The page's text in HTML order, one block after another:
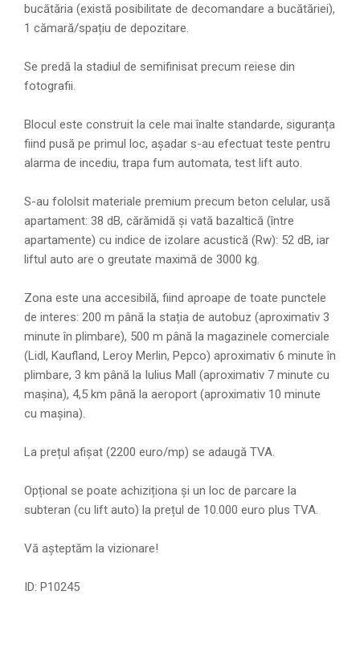
bucătăria (există posibilitate de decomandare a bucătăriei),
1 cămară/spațiu de depozitare.
Se predă la stadiul de semifinisat precum reiese din
fotografii.
Blocul este construit la cele mai înalte standarde, siguranța
fiind pusă pe primul loc, așadar s-au efectuat teste pentru
alarma de incediu, trapa fum automata, test lift auto.
S-au fololsit materiale premium precum beton celular, usă
apartament: 38 dB, cărămidă și vată bazaltică (între
apartamente) cu indice de izolare acustică (Rw): 52 dB, iar
liftul auto are o greutate maximă de 3000 kg.
Zona este una accesibilă, fiind aproape de toate punctele
de interes: 200 m până la stația de autobuz (aproximativ 3
minute în plimbare), 500 m până la magazinele comerciale
(Lidl, Kaufland, Leroy Merlin, Pepco) aproximativ 6 minute în
plimbare, 3 km până la Iulius Mall (aproximativ 7 minute cu
mașina), 4,5 km până la aeroport (aproximativ 10 minute
cu mașina).
La prețul afișat (2200 euro/mp) se adaugă TVA.
Opțional se poate achiziționa și un loc de parcare la
subteran (cu lift auto) la prețul de 10.000 euro plus TVA.
Vă așteptăm la vizionare!
ID: P10245